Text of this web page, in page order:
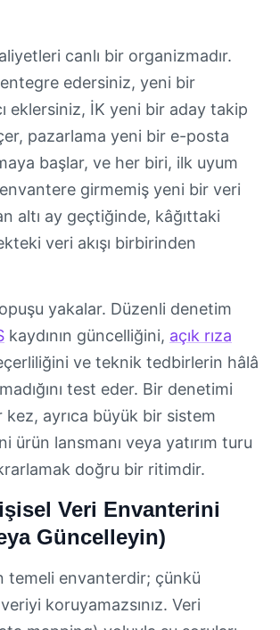
canlı bir organizmadır.
edersiniz, yeni bir
eklersiniz, İK yeni bir aday takip
pazarlama yeni bir e-posta
başlar, ve her biri, ilk uyum
envantere girmemiş yeni bir veri
altı ay geçtiğinde, kâğıttaki
veri akışı birbirinden
yakalar. Düzenli denetim
kaydının güncelliğini, açık rıza
ve teknik tedbirlerin hâlâ
test eder. Bir denetimi
kez, ayrıca büyük bir sistem
ürün lansmanı veya yatırım turu
doğru bir ritimdir.
Veri Envanterini
Güncelleyin)
temeli envanterdir; çünkü
koruyamazsınız. Veri